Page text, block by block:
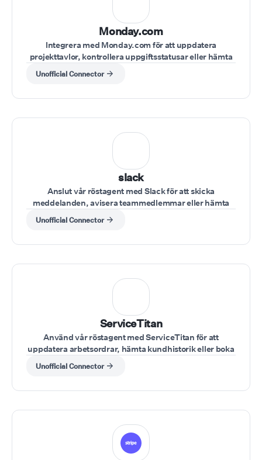
Monday.com
Integrera med Monday.com för att uppdatera
projekttavlor, kontrollera uppgiftsstatusar eller hämta
projektanteckningar under en pågående konversation.
Unofficial Connector
slack
Anslut vår röstagent med Slack för att skicka
meddelanden, avisera teammedlemmar eller hämta
teamuppdateringar under ett samtal.
Unofficial Connector
ServiceTitan
Använd vår röstagent med ServiceTitan för att
uppdatera arbetsordrar, hämta kundhistorik eller boka
möten under kundsamtal.
Unofficial Connector